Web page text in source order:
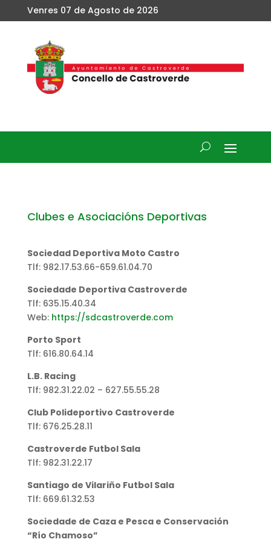
Venres 07 de Agosto de 2026
Clubes e Asociacións Deportivas
Sociedad Deportiva Moto Castro
Tlf: 982.17.53.66-659.61.04.70
Sociedade Deportiva Castroverde
Tlf: 635.15.40.34
Web: https://sdcastroverde.com
Porto Sport
Tlf: 616.80.64.14
L.B. Racing
Tlf: 982.31.22.02 – 627.55.55.28
Club Polideportivo Castroverde
Tlf: 676.25.28.11
Castroverde Futbol Sala
Tlf: 982.31.22.17
Santiago de Vilariño Futbol Sala
Tlf: 669.61.32.53
Sociedade de Caza e Pesca e Conservación
“Río Chamoso”